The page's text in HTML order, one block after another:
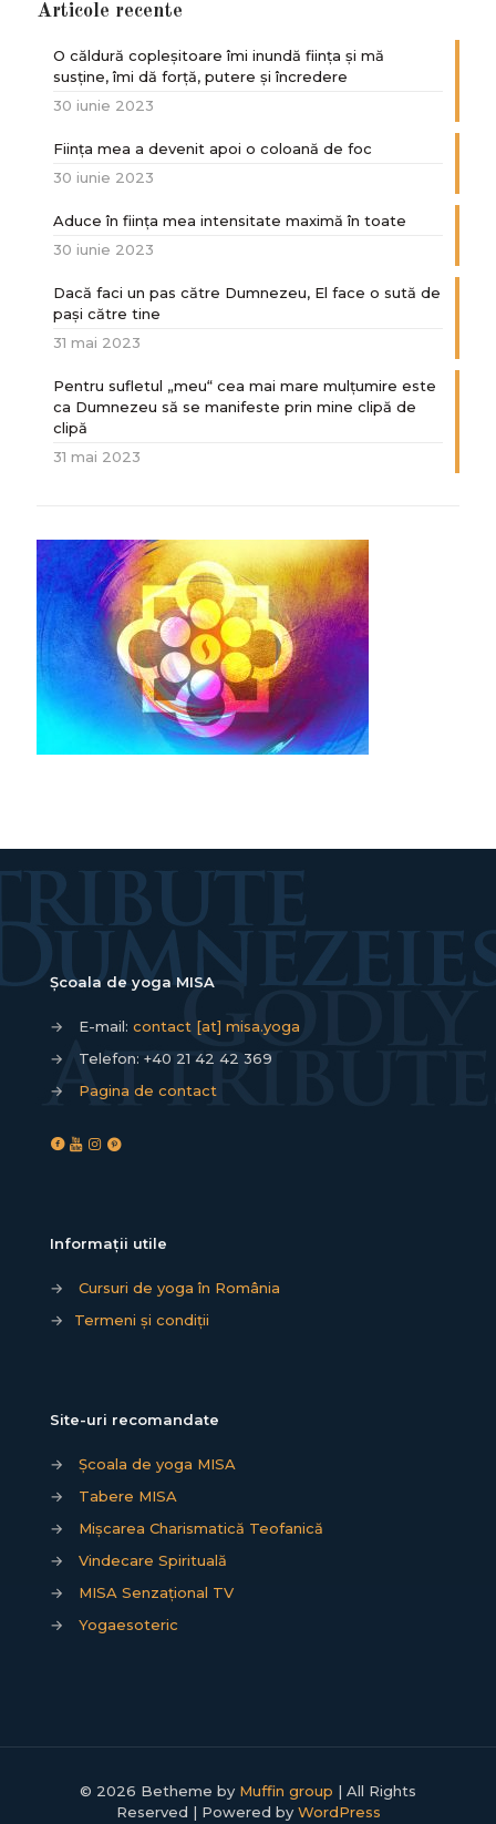
Articole recente
O căldură copleșitoare îmi inundă ființa și mă
susține, îmi dă forță, putere și încredere
30 iunie 2023
Ființa mea a devenit apoi o coloană de foc
30 iunie 2023
Aduce în ființa mea intensitate maximă în toate
30 iunie 2023
Dacă faci un pas către Dumnezeu, El face o sută de
paşi către tine
31 mai 2023
Pentru sufletul „meu“ cea mai mare mulțumire este
ca Dumnezeu să se manifeste prin mine clipă de
clipă
31 mai 2023
Școala de yoga MISA
→ E-mail: contact [at] misa.yoga
→
Telefon: +40 21 42 42 369
→
Pagina de contact
Informații utile
→
Cursuri de yoga în România
→
Termeni și condiții
Site-uri recomandate
→
Școala de yoga MISA
→
Tabere MISA
→
Mișcarea Charismatică Teofanică
→
Vindecare Spirituală
→
MISA Senzațional TV
→
Yogaesoteric
© 2026 Betheme by Muffin group | All Rights
Reserved | Powered by WordPress